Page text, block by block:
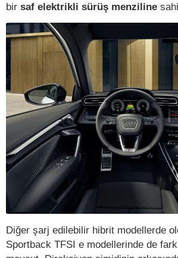
bir saf elektrikli sürüş menziline
Diğer şarj edilebilir hibrit modellerde
Sportback TFSI e modellerinde de